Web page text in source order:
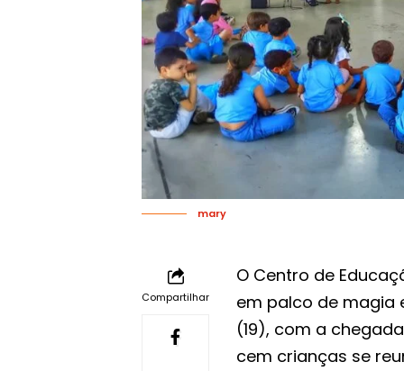
mary
Compartilhar
O Centro de
em palco de magia
(19), com a
cem crianças se